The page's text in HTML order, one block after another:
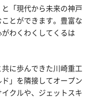
「現代から未来の神戸
とができます。豊富な
わくわくしてくるは
に歩んできた川崎重工
」を隣接してオープン
クルや、ジェットスキ